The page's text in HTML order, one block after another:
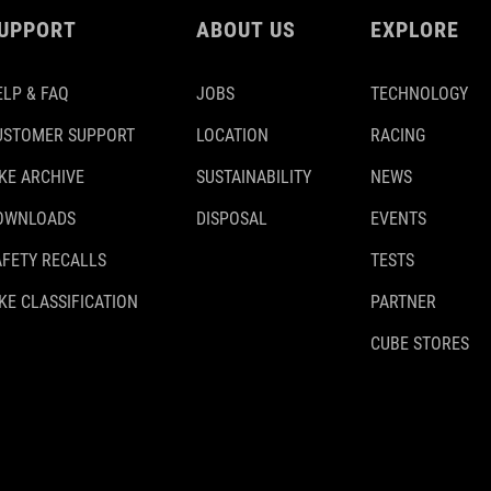
& FAQ
SUPPORT
ARCHIVE
RECALLS
CLASSIFICATION
ABOUT US
JOBS
LOCATION
SUSTAINABILITY
DISPOSAL
EXPLORE
TECHNOLOGY
RACING
NEWS
EVENTS
TESTS
PARTNER
CUBE STORES